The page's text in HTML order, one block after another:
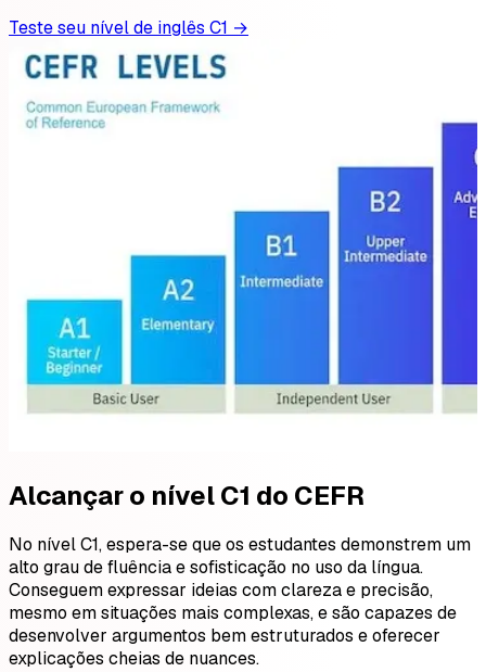
Teste seu nível de inglês C1 →
Alcançar o nível C1 do CEFR
No nível C1, espera-se que os estudantes demonstrem um
alto grau de fluência e sofisticação no uso da língua.
Conseguem expressar ideias com clareza e precisão,
mesmo em situações mais complexas, e são capazes de
desenvolver argumentos bem estruturados e oferecer
explicações cheias de nuances.